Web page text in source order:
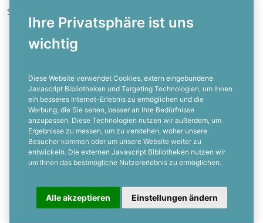
Ihre Privatsphäre ist uns
wichtig
Diese Website verwendet Cookies, extern eingebundene
Javascript Bibliotheken und Targeting Technologien, um Ihnen
ein besseres Internet-Erlebnis zu ermöglichen und die
Werbung, die Sie sehen, besser an Ihre Bedürfnisse
anzupassen. Diese Technologien nutzen wir außerdem, um
Ergebnisse zu messen, um zu verstehen, woher unsere
Besucher kommen oder um unsere Website weiter zu
entwickeln. Die externen Javascript Bibliotheken nutzen wir
um Ihnen das bestmögliche Nutzererlebnis zu ermöglichen.
Alle akzeptieren Einstellungen ändern
Startseite
Greta und Lenny
Transparentes Deckblatt
Transparente Einladung zur Hochzeit
Geometrierahmen in Rosa